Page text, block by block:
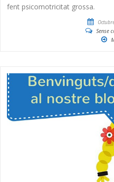
fent psicomotricitat grossa.
Sense